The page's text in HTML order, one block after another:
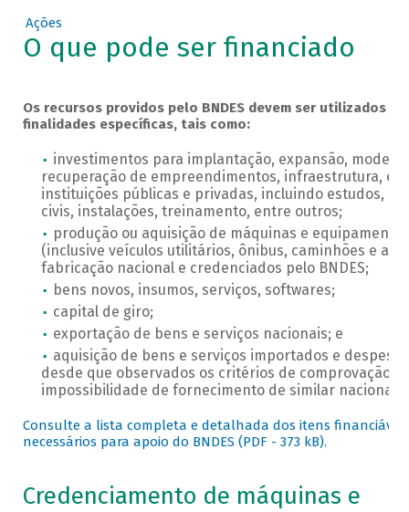
Ações
O que pode ser financiado
Os recursos providos pelo BNDES devem ser utilizados
finalidades específicas, tais como:
investimentos para implantação, expansão,
recuperação de empreendimentos, infraestrutura,
instituições públicas e privadas, incluindo estudos,
civis, instalações, treinamento, entre outros;
produção ou aquisição de máquinas e
(inclusive veículos utilitários, ônibus, caminhões e
fabricação nacional e credenciados pelo BNDES;
bens novos, insumos, serviços, softwares;
capital de giro;
exportação de bens e serviços nacionais; e
aquisição de bens e serviços importados e
desde que observados os critérios de comprovação
impossibilidade de fornecimento de similar nacional.
Consulte a lista completa e detalhada dos itens
necessários para apoio do BNDES (PDF - 373 kB).
Credenciamento de máquinas e